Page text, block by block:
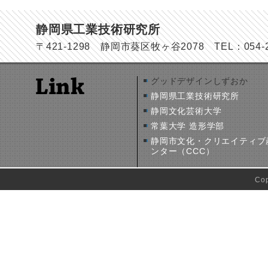
静岡県工業技術研究所
〒421-1298 静岡市葵区牧ヶ谷2078 TEL：
グッドデザインしずおか
静岡県工業技術研究所
静岡文化芸術大学
常葉大学 造形学部
静岡市文化・クリエイティ
ンター（CCC）